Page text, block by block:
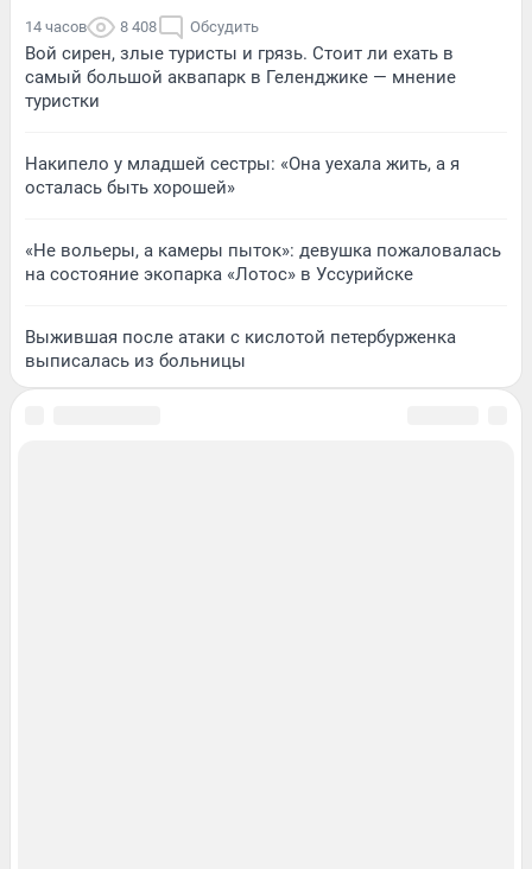
14 часов 8 408 Обсудить
Вой сирен, злые туристы и грязь. Стоит ли ехать в
самый большой аквапарк в Геленджике — мнение
туристки
Накипело у младшей сестры: «Она уехала жить, а я
осталась быть хорошей»
«Не вольеры, а камеры пыток»: девушка пожаловалась
на состояние экопарка «Лотос» в Уссурийске
Выжившая после атаки с кислотой петербурженка
выписалась из больницы